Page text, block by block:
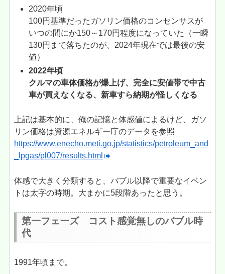
2020年頃
100円基準だったガソリン価格のコンセンサスが
いつの間にか150～170円程度になっていた（一瞬
130円まで落ちたのが、2024年現在では最後の安
値）
2022年頃
クルマの車体価格が爆上げ、完全に安値帯で中古
車が買えなくなる、新車すら納期が怪しくなる
上記は基本的に、俺の記憶と体感値によるけど、ガソ
リン価格は資源エネルギー庁のデータを参照
https://www.enecho.meti.go.jp/statistics/petroleum_and
_lpgas/pl007/results.html
体感で大きく分類すると、バブル以降で重要なイベン
トは太字の時期。大まかに5段階あったと思う。
第一フェーズ コスト感覚無しのバブル時
代
1991年頃まで。